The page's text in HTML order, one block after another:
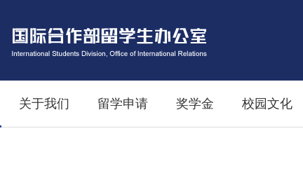
关于我们 留学申请 奖学金 校园文化